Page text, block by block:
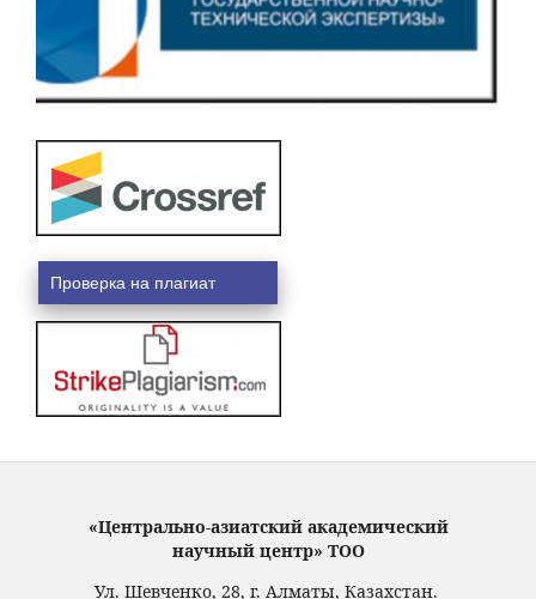
Проверка на плагиат
«Центрально-азиатский академический
научный центр» ТОО
Ул. Шевченко, 28, г. Алматы, Казахстан.